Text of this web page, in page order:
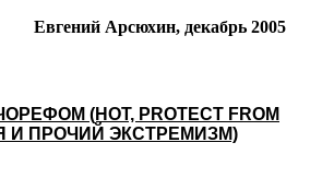
Евгений Арсюхин, декабрь 2005
(HOT, PROTECT FROM
И ПРОЧИЙ ЭКСТРЕМИЗМ)